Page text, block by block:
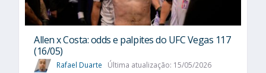
Allen x Costa: odds e palpites do UFC Vegas 117
(16/05)
Rafael Duarte Última atualização: 15/05/2026